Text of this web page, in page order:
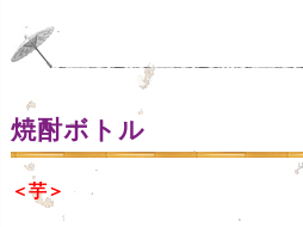
焼酎ボトル
＜芋＞